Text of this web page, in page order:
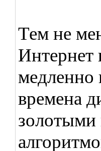
Тем не
Интернет
медленно
времена